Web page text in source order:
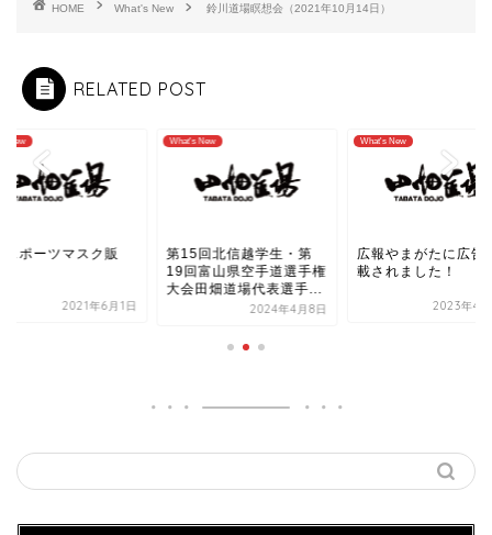
HOME What's New 鈴川道場瞑想会（2021年10月14日）
RELATED POST
New
スポーツマスク販
2021年6月1日
What's New
第15回北信越学生・第
19回富山県空手道選手権
大会田畑道場代表選手...
2024年4月8日
What's New
広報やまがたに広告
載されました！
2023年4